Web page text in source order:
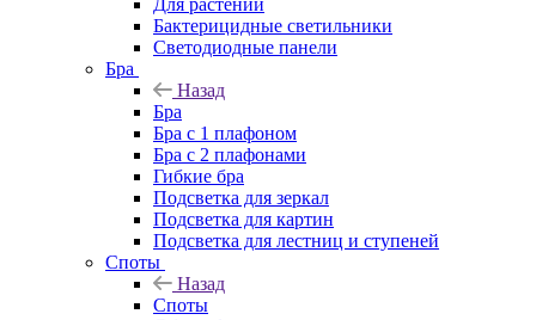
Для растений
Бактерицидные светильники
Светодиодные панели
Бра
Назад
Бра
Бра с 1 плафоном
Бра с 2 плафонами
Гибкие бра
Подсветка для зеркал
Подсветка для картин
Подсветка для лестниц и ступеней
Споты
Назад
Споты